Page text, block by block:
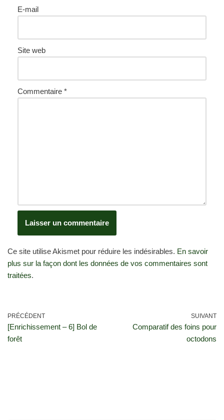
E-mail
Site web
Commentaire *
Ce site utilise Akismet pour réduire les indésirables. En savoir
plus sur la façon dont les données de vos commentaires sont
traitées.
PRÉCÉDENT
[Enrichissement – 6] Bol de
forêt
SUIVANT
Comparatif des foins pour
octodons